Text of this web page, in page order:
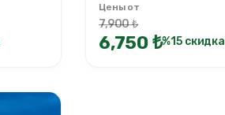
Цены от
7,900 ₺
6,750 ₺%15 скидка